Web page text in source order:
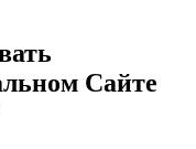
Сайте